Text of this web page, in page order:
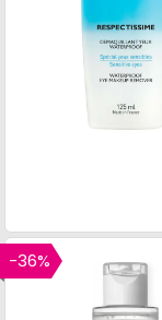
-36%